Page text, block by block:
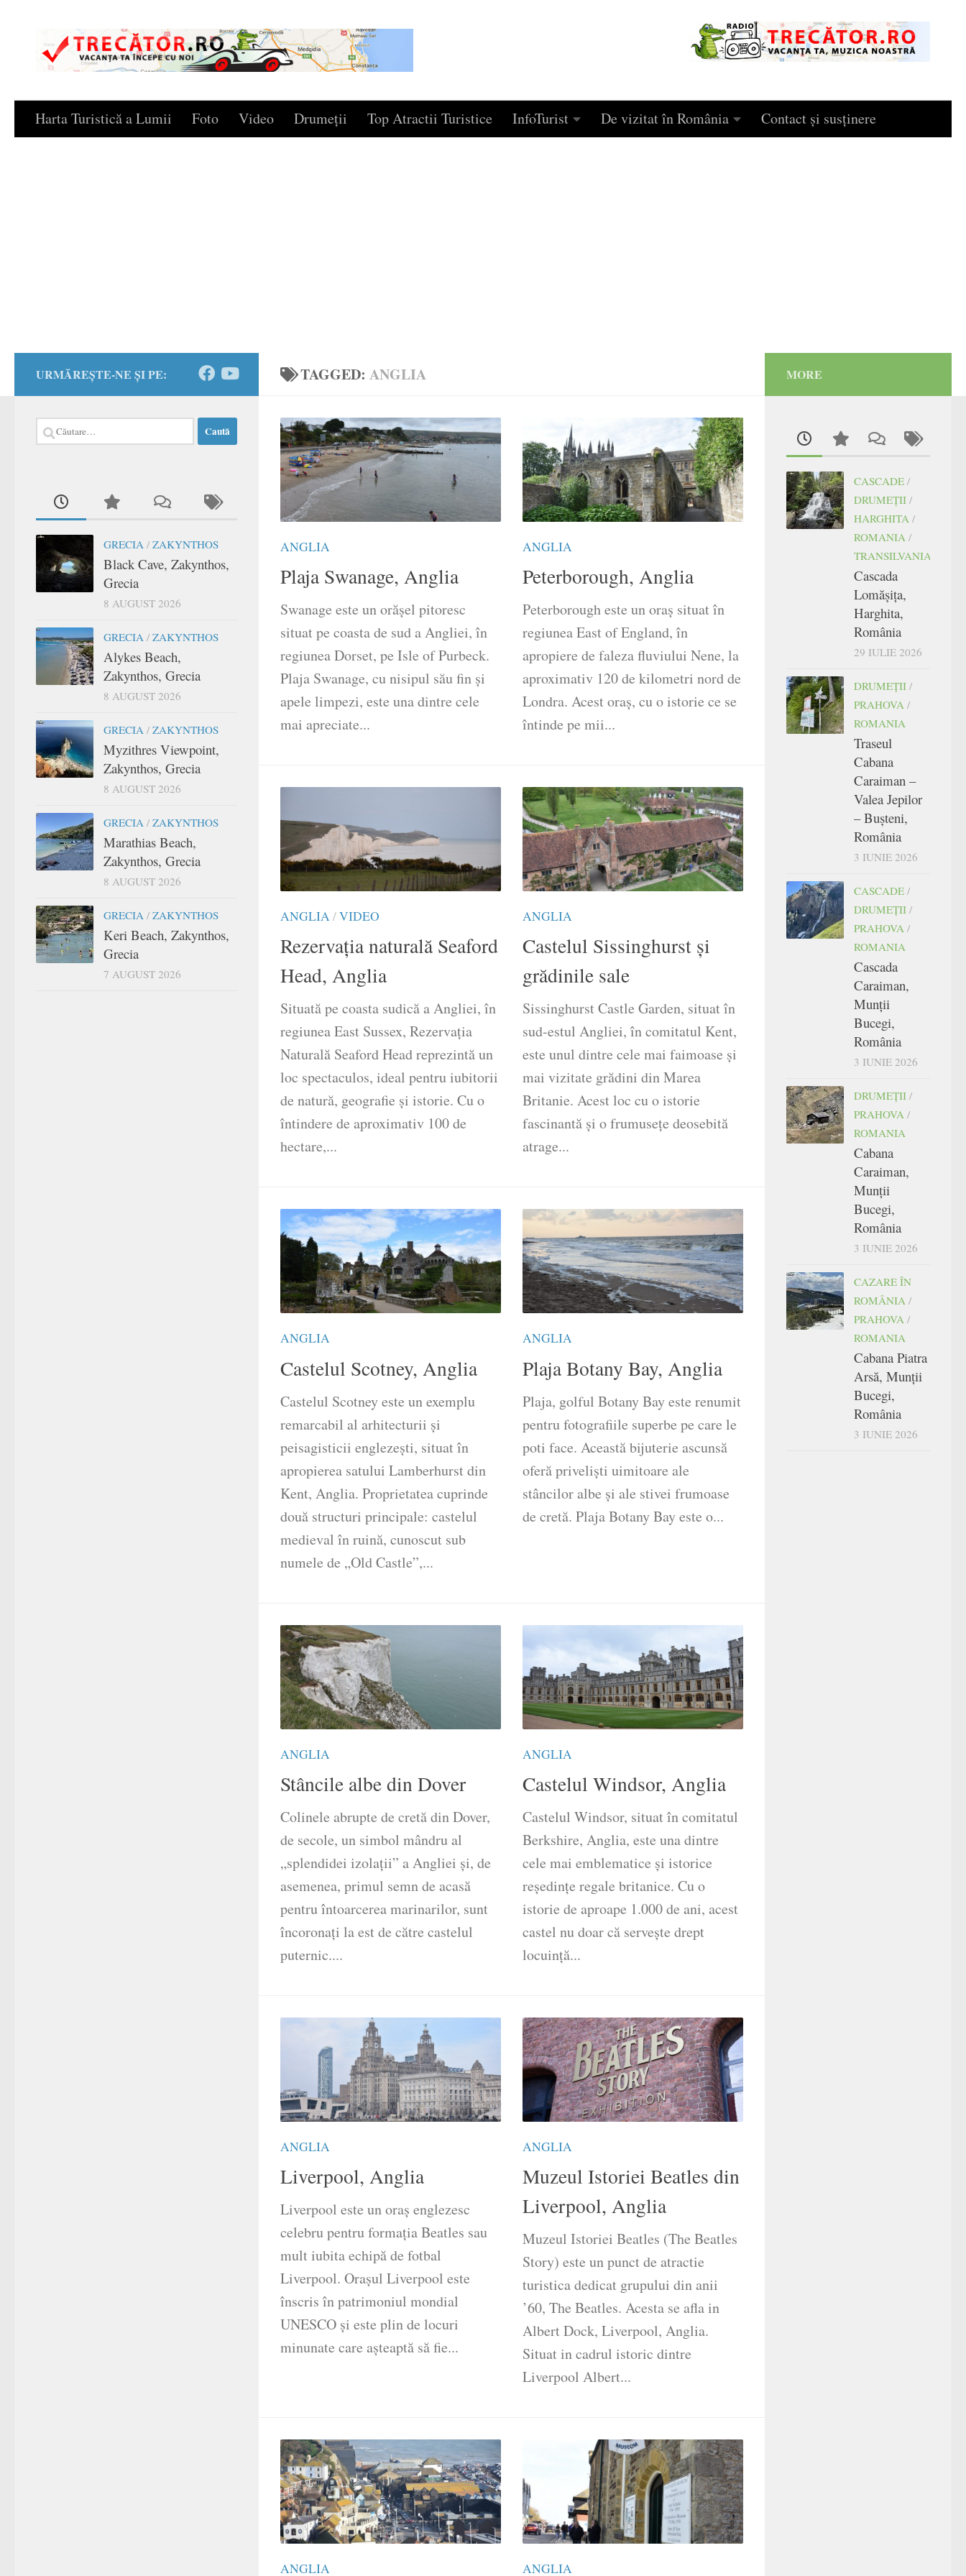
Skip to content
Harta Turistică a Lumii Foto Video Drumeţii Top Atractii Turistice InfoTurist De vizitat în România Contact și susținere
TAGGED: ANGLIA
ANGLIA
Plaja Swanage, Anglia
Swanage este un orășel pitoresc
situat pe coasta de sud a Angliei, în
regiunea Dorset, pe Isle of Purbeck.
Plaja Swanage, cu nisipul său fin și
apele limpezi, este una dintre cele
mai apreciate...
ANGLIA
Peterborough, Anglia
Peterborough este un oraș situat în
regiunea East of England, în
apropiere de faleza fluviului Nene, la
aproximativ 120 de kilometri nord de
Londra. Acest oraș, cu o istorie ce se
întinde pe mii...
ANGLIA/VIDEO
Rezervația naturală Seaford
Head, Anglia
Situată pe coasta sudică a Angliei, în
regiunea East Sussex, Rezervația
Naturală Seaford Head reprezintă un
loc spectaculos, ideal pentru iubitorii
de natură, geografie și istorie. Cu o
întindere de aproximativ 100 de
hectare,...
ANGLIA
Castelul Sissinghurst și
grădinile sale
Sissinghurst Castle Garden, situat în
sud-estul Angliei, în comitatul Kent,
este unul dintre cele mai faimoase și
mai vizitate grădini din Marea
Britanie. Acest loc cu o istorie
fascinantă și o frumusețe deosebită
atrage...
ANGLIA
Castelul Scotney, Anglia
Castelul Scotney este un exemplu
remarcabil al arhitecturii și
peisagisticii englezești, situat în
apropierea satului Lamberhurst din
Kent, Anglia. Proprietatea cuprinde
două structuri principale: castelul
medieval în ruină, cunoscut sub
numele de „Old Castle”,...
ANGLIA
Plaja Botany Bay, Anglia
Plaja, golful Botany Bay este renumit
pentru fotografiile superbe pe care le
poti face. Această bijuterie ascunsă
oferă priveliști uimitoare ale
stâncilor albe și ale stivei frumoase
de cretă. Plaja Botany Bay este o...
ANGLIA
Stâncile albe din Dover
Colinele abrupte de cretă din Dover,
de secole, un simbol mândru al
„splendidei izolații” a Angliei și, de
asemenea, primul semn de acasă
pentru întoarcerea marinarilor, sunt
încoronați la est de către castelul
puternic....
ANGLIA
Castelul Windsor, Anglia
Castelul Windsor, situat în comitatul
Berkshire, Anglia, este una dintre
cele mai emblematice și istorice
reședințe regale britanice. Cu o
istorie de aproape 1.000 de ani, acest
castel nu doar că servește drept
locuință...
ANGLIA
Liverpool, Anglia
Liverpool este un oraș englezesc
celebru pentru formația Beatles sau
mult iubita echipă de fotbal
Liverpool. Orașul Liverpool este
înscris în patrimoniul mondial
UNESCO și este plin de locuri
minunate care așteaptă să fie...
ANGLIA
Muzeul Istoriei Beatles din
Liverpool, Anglia
Muzeul Istoriei Beatles (The Beatles
Story) este un punct de atractie
turistica dedicat grupului din anii
’60, The Beatles. Acesta se afla in
Albert Dock, Liverpool, Anglia.
Situat in cadrul istoric dintre
Liverpool Albert...
ANGLIA ANGLIA
URMĂREȘTE-NE ȘI PE:
Caută
după:
GRECIA / ZAKYNTHOS
Black Cave, Zakynthos,
Grecia
8 AUGUST 2026
GRECIA / ZAKYNTHOS
Alykes Beach,
Zakynthos, Grecia
8 AUGUST 2026
GRECIA / ZAKYNTHOS
Myzithres Viewpoint,
Zakynthos, Grecia
8 AUGUST 2026
GRECIA / ZAKYNTHOS
Marathias Beach,
Zakynthos, Grecia
8 AUGUST 2026
GRECIA / ZAKYNTHOS
Keri Beach, Zakynthos,
Grecia
7 AUGUST 2026
MORE
CASCADE /
DRUMEŢII /
HARGHITA /
ROMANIA /
TRANSILVANIA
Cascada
Lomășița,
Harghita,
România
29 IULIE 2026
DRUMEŢII /
PRAHOVA /
ROMANIA
Traseul
Cabana
Caraiman –
Valea Jepilor
– Bușteni,
România
3 IUNIE 2026
CASCADE /
DRUMEŢII /
PRAHOVA /
ROMANIA
Cascada
Caraiman,
Munții
Bucegi,
România
3 IUNIE 2026
DRUMEŢII /
PRAHOVA /
ROMANIA
Cabana
Caraiman,
Munții
Bucegi,
România
3 IUNIE 2026
CAZARE ÎN
ROMÂNIA /
PRAHOVA /
ROMANIA
Cabana Piatra
Arsă, Munții
Bucegi,
România
3 IUNIE 2026